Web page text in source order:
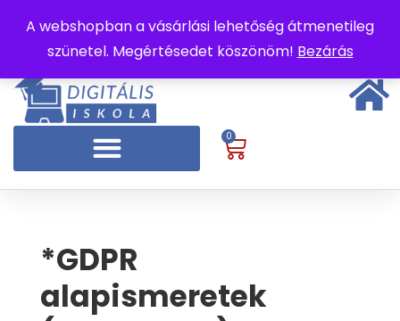
A webshopban a vásárlási lehetőség átmenetileg
szünetel. Megértésedet köszönöm! Bezárás
0
*GDPR
alapismeretek